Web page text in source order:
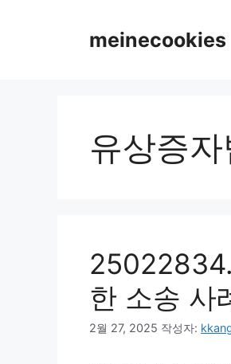
meinecookies
유상증
한 소송 사
2월 27, 2025 작성자: